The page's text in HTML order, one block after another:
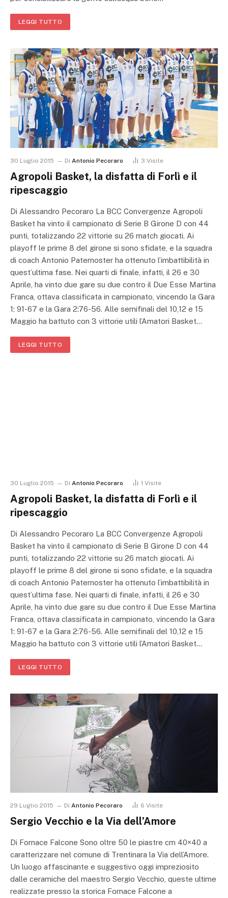
LEGGI TUTTO
30 Luglio 2015 Di Antonio Pecoraro 3 Visite
Agropoli Basket, la disfatta di Forlì e il
ripescaggio
Di Alessandro Pecoraro La BCC Convergenze Agropoli
Basket ha vinto il campionato di Serie B Girone D con 44
punti, totalizzando 22 vittorie su 26 match giocati. Ai
playoff le prime 8 del girone si sono sfidate, e la squadra
di coach Antonio Paternoster ha ottenuto l’imbattibilità in
quest’ultima fase. Nei quarti di finale, infatti, il 26 e 30
Aprile, ha vinto due gare su due contro il Due Esse Martina
Franca, ottava classificata in campionato, vincendo la Gara
1: 91-67 e la Gara 2:76-56. Alle semifinali del 10,12 e 15
Maggio ha battuto con 3 vittorie utili l’Amatori Basket…
LEGGI TUTTO
30 Luglio 2015 Di Antonio Pecoraro 1 Visite
Agropoli Basket, la disfatta di Forlì e il
ripescaggio
Di Alessandro Pecoraro La BCC Convergenze Agropoli
Basket ha vinto il campionato di Serie B Girone D con 44
punti, totalizzando 22 vittorie su 26 match giocati. Ai
playoff le prime 8 del girone si sono sfidate, e la squadra
di coach Antonio Paternoster ha ottenuto l’imbattibilità in
quest’ultima fase. Nei quarti di finale, infatti, il 26 e 30
Aprile, ha vinto due gare su due contro il Due Esse Martina
Franca, ottava classificata in campionato, vincendo la Gara
1: 91-67 e la Gara 2:76-56. Alle semifinali del 10,12 e 15
Maggio ha battuto con 3 vittorie utili l’Amatori Basket…
LEGGI TUTTO
29 Luglio 2015 Di Antonio Pecoraro 6 Visite
Sergio Vecchio e la Via dell’Amore
Di Fornace Falcone Sono oltre 50 le piastre cm 40×40 a
caratterizzare nel comune di Trentinara la Via dell’Amore.
Un luogo affascinante e suggestivo oggi impreziosito
dalle ceramiche del maestro Sergio Vecchio, queste ultime
realizzate presso la storica Fornace Falcone a